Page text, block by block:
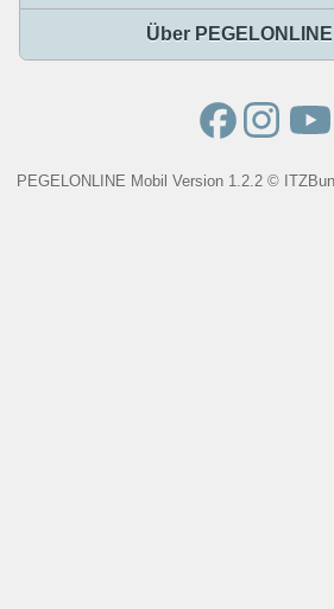
Über
PEGELONLINE Mobil Version 1.2.2 ©